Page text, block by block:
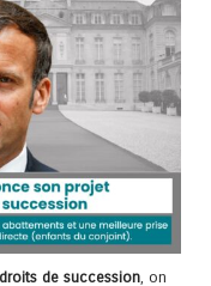
de succession, on